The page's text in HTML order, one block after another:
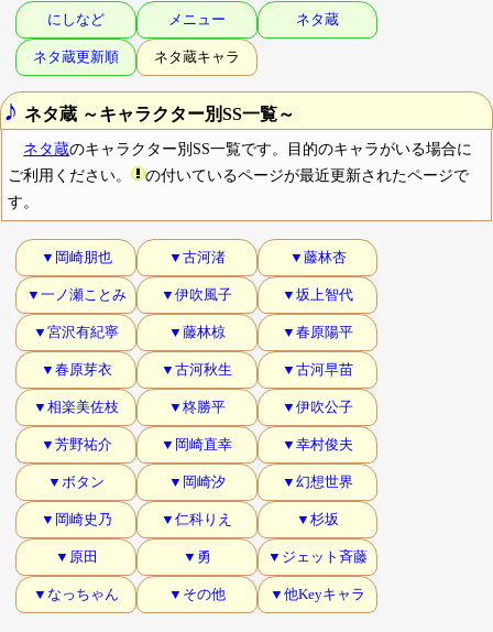
にしなど メニュー ネタ蔵
ネタ蔵更新順 ネタ蔵キャラ
♪ ネタ蔵 ～キャラクター別SS一覧～
ネタ蔵のキャラクター別SS一覧です。目的のキャラがいる場合に
ご利用ください。
の付いているページが最近更新されたページで
す。
▼岡崎朋也 ▼古河渚 ▼藤林杏
▼一ノ瀬ことみ ▼伊吹風子 ▼坂上智代
▼宮沢有紀寧 ▼藤林椋 ▼春原陽平
▼春原芽衣 ▼古河秋生 ▼古河早苗
▼相楽美佐枝 ▼柊勝平 ▼伊吹公子
▼芳野祐介 ▼岡崎直幸 ▼幸村俊夫
▼ボタン ▼岡崎汐 ▼幻想世界
▼岡崎史乃 ▼仁科りえ ▼杉坂
▼原田 ▼勇 ▼ジェット斉藤
▼なっちゃん ▼その他 ▼他Keyキャラ